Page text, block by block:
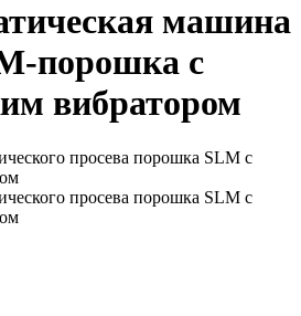
машина
порошка с
вибратором